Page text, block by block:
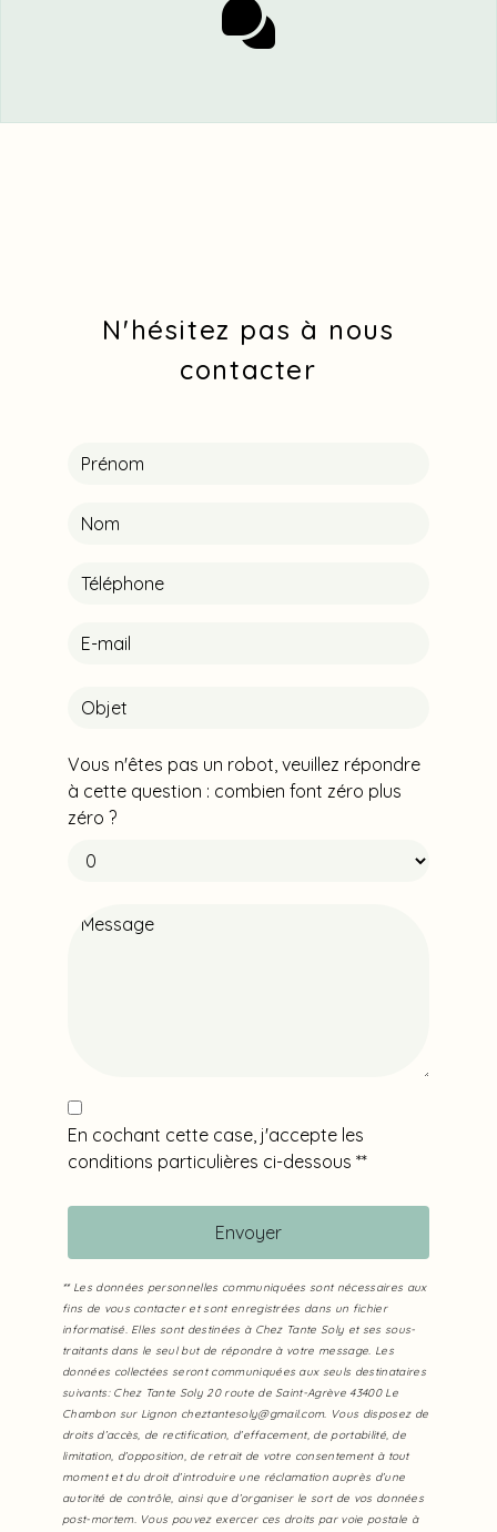
N'hésitez pas à nous
contacter
Vous n'êtes pas un robot, veuillez répondre
à cette question : combien font zéro plus
zéro ?
En cochant cette case, j'accepte les
conditions particulières ci-dessous **
Envoyer
** Les données personnelles communiquées sont nécessaires aux
fins de vous contacter et sont enregistrées dans un fichier
informatisé. Elles sont destinées à Chez Tante Soly et ses sous-
traitants dans le seul but de répondre à votre message. Les
données collectées seront communiquées aux seuls destinataires
suivants: Chez Tante Soly 20 route de Saint-Agrève 43400 Le
Chambon sur Lignon cheztantesoly@gmail.com. Vous disposez de
droits d’accès, de rectification, d’effacement, de portabilité, de
limitation, d’opposition, de retrait de votre consentement à tout
moment et du droit d’introduire une réclamation auprès d’une
autorité de contrôle, ainsi que d’organiser le sort de vos données
post-mortem. Vous pouvez exercer ces droits par voie postale à